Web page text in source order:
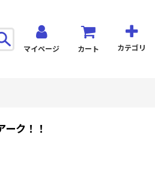
マイページ カート カテゴリ
ク！！